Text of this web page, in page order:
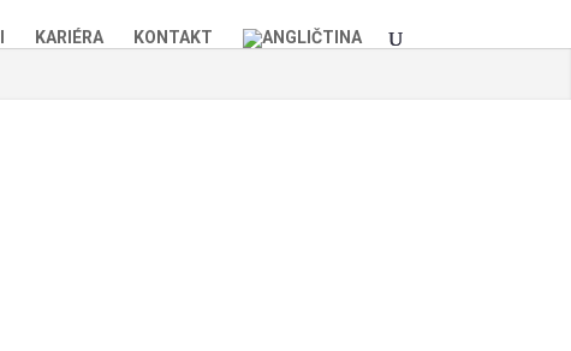
KARIÉRA
KONTAKT